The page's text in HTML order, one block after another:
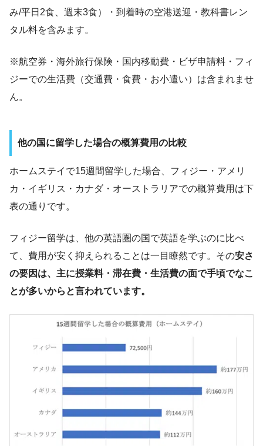
み/平日2食、週末3食）・到着時の空港送迎・教科書レン
タル料を含みます。
※航空券・海外旅行保険・国内移動費・ビザ申請料・フィ
ジーでの生活費（交通費・食費・お小遣い）は含まれませ
ん。
他の国に留学した場合の概算費用の比較
ホームステイで15週間留学した場合、フィジー・アメリ
カ・イギリス・カナダ・オーストラリアでの概算費用は下
表の通りです。
フィジー留学は、他の英語圏の国で英語を学ぶのに比べ
て、費用が安く抑えられることは一目瞭然です。その安さ
の要因は、主に授業料・滞在費・生活費の面で手頃でなこ
とが多いからと言われています。